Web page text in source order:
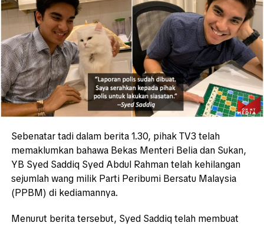
Sebenatar tadi dalam berita 1.30, pihak TV3 telah
memaklumkan bahawa Bekas Menteri Belia dan Sukan,
YB Syed Saddiq Syed Abdul Rahman telah kehilangan
sejumlah wang milik Parti Peribumi Bersatu Malaysia
(PPBM) di kediamannya.
Menurut berita tersebut, Syed Saddiq telah membuat